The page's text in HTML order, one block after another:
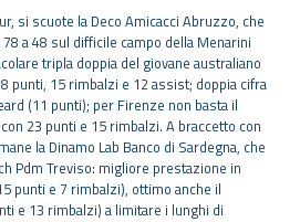
si scuote la Deco Amicacci Abruzzo, che
a 48 sul difficile campo della Menarini
tripla doppia del giovane australiano
punti, 15 rimbalzi e 12 assist; doppia cifra
(11 punti); per Firenze non basta il
23 punti e 15 rimbalzi. A braccetto con
la Dinamo Lab Banco di Sardegna, che
Pdm Treviso: migliore prestazione in
punti e 7 rimbalzi), ottimo anche il
e 13 rimbalzi) a limitare i lunghi di